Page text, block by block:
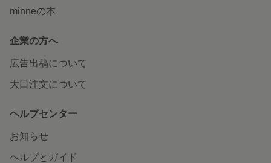
minneの本
企業の方へ
広告出稿について
大口注文について
ヘルプセンター
お知らせ
ヘルプとガイド